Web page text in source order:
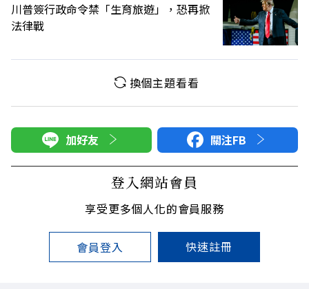
川普簽行政命令禁「生育旅遊」，恐再掀
法律戰
換個主題看看
加好友 關注FB
登入網站會員
享受更多個人化的會員服務
會員登入 快速註冊